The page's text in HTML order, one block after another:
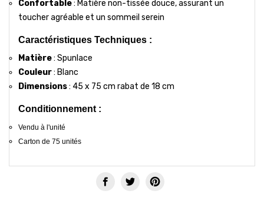
Confortable: Matière non-tissée douce, assurant un
toucher agréable et un sommeil serein
Caractéristiques Techniques :
Matière: Spunlace
Couleur: Blanc
Dimensions: 45 x 75 cm rabat de 18 cm
Conditionnement :
Vendu à l'unité
Carton de 75 unités